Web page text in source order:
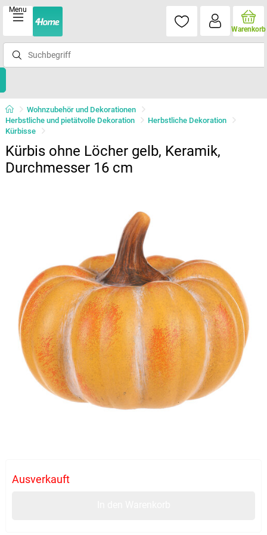
Menu
Warenkorb
Wohnzubehör und Dekorationen
Herbstliche und pietätvolle Dekoration
Herbstliche Dekoration
Kürbisse
Kürbis ohne Löcher gelb, Keramik,
Durchmesser 16 cm
Ausverkauft